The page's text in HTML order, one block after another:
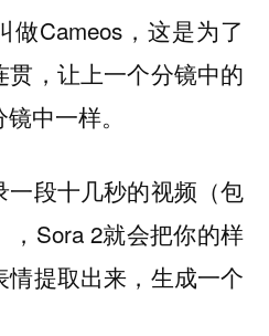
做Cameos，这是为了
，让上一个分镜中的
中一样。
段十几秒的视频（包
，Sora 2就会把你的样
提取出来，生成一个